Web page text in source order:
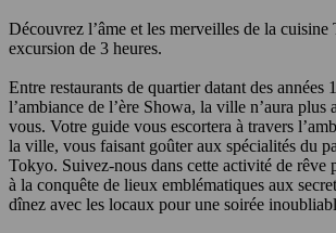
Découvrez l’âme et les merveilles de la cuisine
excursion de 3 heures.
Entre restaurants de quartier datant des années
l’ambiance de l’ère Showa, la ville n’aura plus
vous. Votre guide vous escortera à travers
la ville, vous faisant goûter aux spécialités du
Tokyo. Suivez-nous dans cette activité de rêve
à la conquête de lieux emblématiques aux
dînez avec les locaux pour une soirée